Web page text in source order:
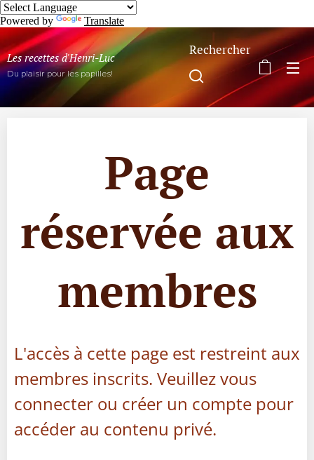
Powered by Translate
Les recettes d'Henri-Luc
Du plaisir pour les papilles!
Rechercher
Page
réservée aux
membres
L'accès à cette page est restreint aux
membres inscrits. Veuillez vous
connecter ou créer un compte pour
accéder au contenu privé.